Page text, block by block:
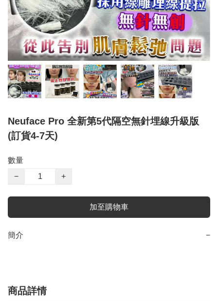
Neuface Pro 全新第5代隔空無針埋線升級版
(訂貨4-7天)
數量
−
+
加至購物車
簡介 −
商品詳情